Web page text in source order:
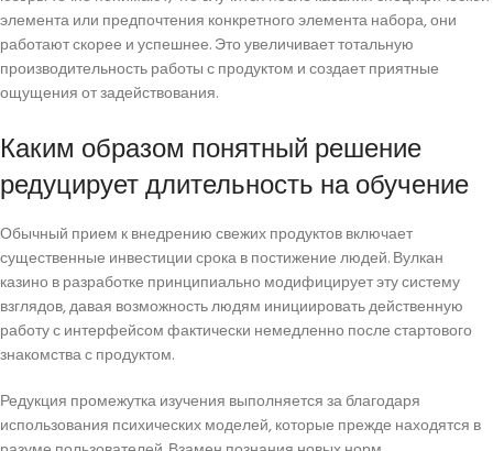
элемента или предпочтения конкретного элемента набора, они
работают скорее и успешнее. Это увеличивает тотальную
производительность работы с продуктом и создает приятные
ощущения от задействования.
Каким образом понятный решение
редуцирует длительность на обучение
Обычный прием к внедрению свежих продуктов включает
существенные инвестиции срока в постижение людей. Вулкан
казино в разработке принципиально модифицирует эту систему
взглядов, давая возможность людям инициировать действенную
работу с интерфейсом фактически немедленно после стартового
знакомства с продуктом.
Редукция промежутка изучения выполняется за благодаря
использования психических моделей, которые прежде находятся в